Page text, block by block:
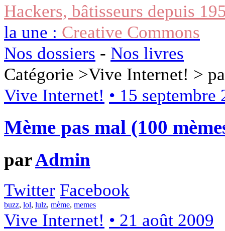
Hackers, bâtisseurs depuis
la une : Creative Commons
Nos dossiers - Nos livres
Catégorie >Vive Internet! >
Vive Internet! • 15 septembre
Mème pas mal (100
parAdmin
Twitter Facebook
buzz, lol, lulz, mème, memes
Vive Internet! • 21 août 2009